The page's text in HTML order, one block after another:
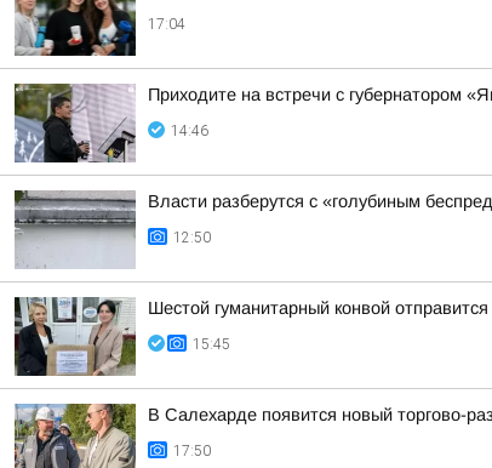
17:04
Приходите на встречи с губернатором
14:46
Власти разберутся с «голубиным
12:50
Шестой гуманитарный конвой
15:45
В Салехарде появится новый торгово-
17:50